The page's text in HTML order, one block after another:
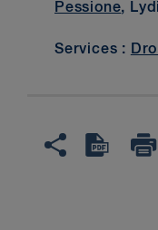
Pessione,
Services :